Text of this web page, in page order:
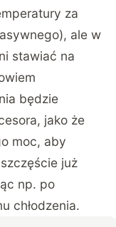
za
ale w
stawiać na
będzie
jako że
moc, aby
już
np. po
chłodzenia.